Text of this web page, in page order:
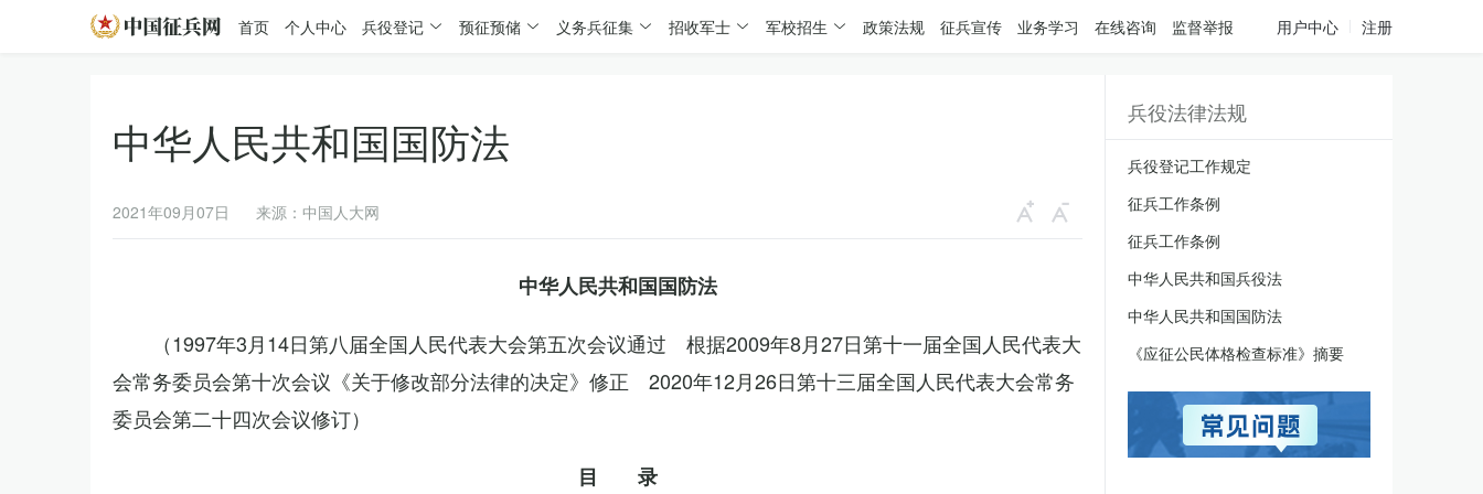
首页 个人中心 兵役登记 预征预储 义务兵征集 招收军士 军校招生 政策法规 征兵宣传 业务学习 在线咨询 监督举报 用户中心 注册
中华人民共和国国防法
2021年09月07日 来源：中国人大网
中华人民共和国国防法
（1997年3月14日第八届全国人民代表大会第五次会议通过 根据2009年8月27日第十一届全国人民代表大
会常务委员会第十次会议《关于修改部分法律的决定》修正 2020年12月26日第十三届全国人民代表大会常务
委员会第二十四次会议修订）
目 录
兵役法律法规
兵役登记工作规定
征兵工作条例
征兵工作条例
中华人民共和国兵役法
中华人民共和国国防法
《应征公民体格检查标准》摘要